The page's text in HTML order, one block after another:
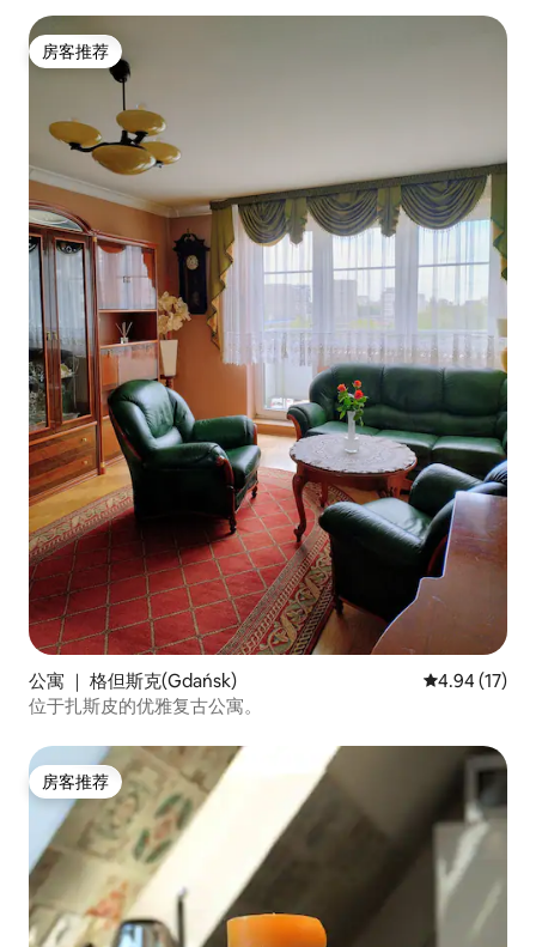
房客推荐
房客推荐
公寓 ｜ 格但斯克(Gdańsk) 平均评分
4.94 (17)
位于扎斯皮的优雅复古公寓。
房客推荐
房客推荐